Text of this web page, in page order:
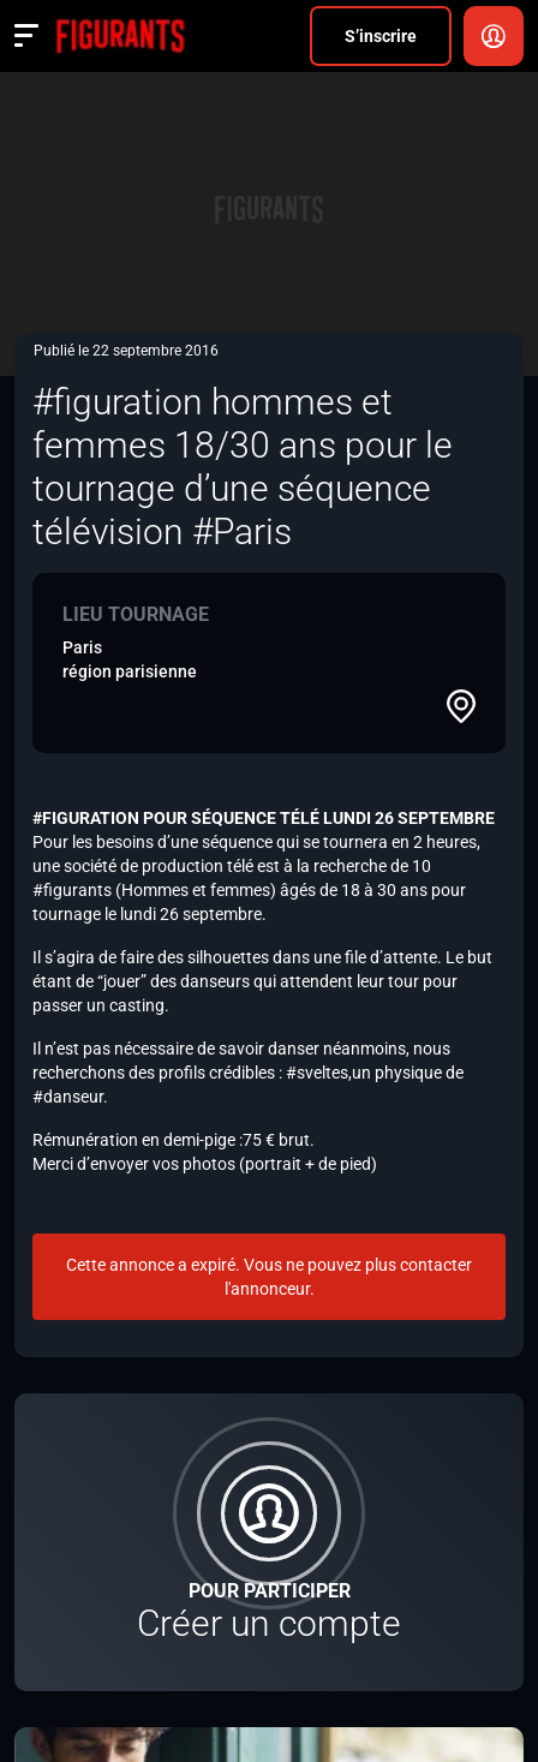
S’inscrire
Actualités
POUR PARTICIPER
Créer un compte
Publié le 22 septembre 2016
#figuration hommes et
femmes 18/30 ans pour le
tournage d’une séquence
télévision #Paris
LIEU TOURNAGE
Paris
région parisienne
#FIGURATION POUR SÉQUENCE TÉLÉ LUNDI 26 SEPTEMBRE
Pour les besoins d’une séquence qui se tournera en 2 heures,
une société de production télé est à la recherche de 10
#figurants (Hommes et femmes) âgés de 18 à 30 ans pour
tournage le lundi 26 septembre.
Il s’agira de faire des silhouettes dans une file d’attente. Le but
étant de “jouer” des danseurs qui attendent leur tour pour
passer un casting.
Il n’est pas nécessaire de savoir danser néanmoins, nous
recherchons des profils crédibles : #sveltes,un physique de
#danseur.
Rémunération en demi-pige :75 € brut.
Merci d’envoyer vos photos (portrait + de pied)
Cette annonce a expiré. Vous ne pouvez plus contacter
l'annonceur.